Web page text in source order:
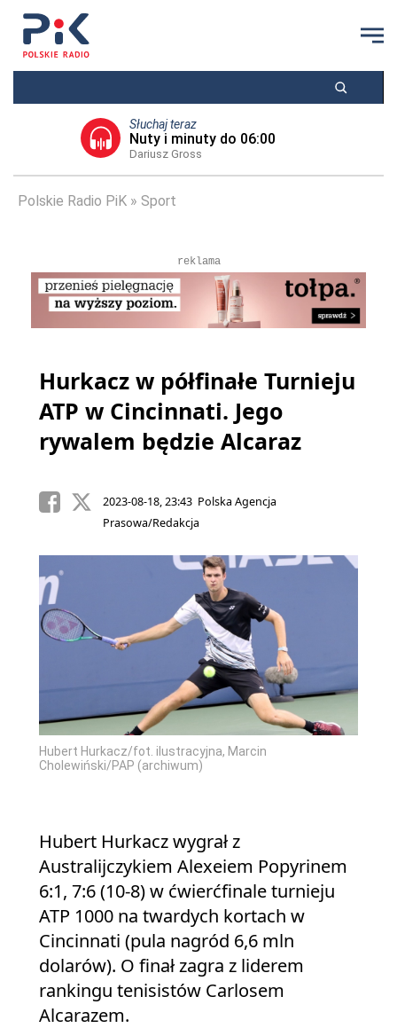
Słuchaj teraz
Nuty i minuty do 06:00
Dariusz Gross
Polskie Radio PiK Sport
reklama
Hurkacz w półfinałe Turnieju
ATP w Cincinnati. Jego
rywalem będzie Alcaraz
2023-08-18, 23:43 Polska Agencja
Prasowa/Redakcja
Hubert Hurkacz/fot. ilustracyjna, Marcin
Cholewiński/PAP (archiwum)
Hubert Hurkacz wygrał z
Australijczykiem Alexeiem Popyrinem
6:1, 7:6 (10-8) w ćwierćfinale turnieju
ATP 1000 na twardych kortach w
Cincinnati (pula nagród 6,6 mln
dolarów). O finał zagra z liderem
rankingu tenisistów Carlosem
Alcarazem.